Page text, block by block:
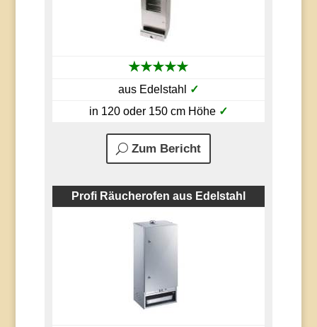
★★★★★
aus Edelstahl
✓
in 120 oder 150 cm Höhe ✓
Zum Bericht
Profi Räucherofen aus Edelstahl